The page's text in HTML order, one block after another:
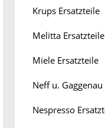
Krups Ersatzteile
Melitta Ersatzteile
Miele Ersatzteile
Neff u.
Nespresso